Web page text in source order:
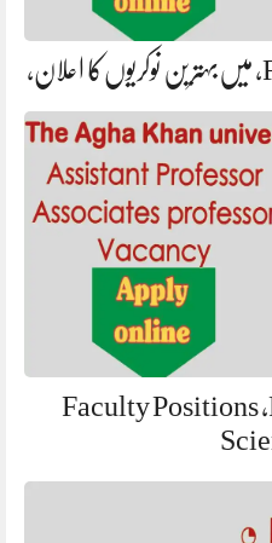
Faculty Positions